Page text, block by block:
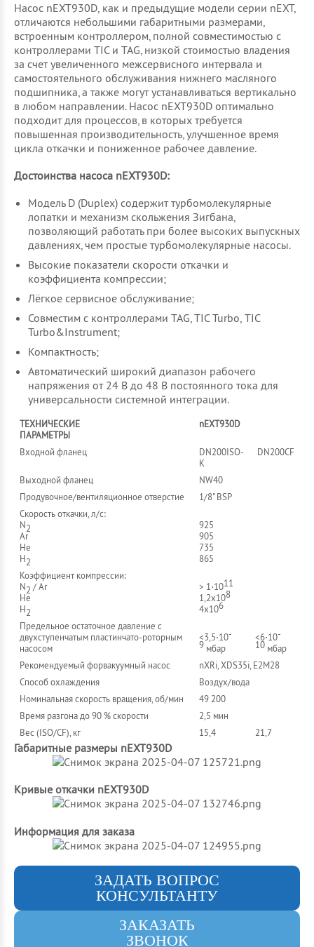
Насос nEXT930D, как и предыдущие модели серии nEXT,
отличаются небольшими габаритными размерами,
встроенным контроллером, полной совместимостью с
контроллерами TIC и TAG, низкой стоимостью владения
за счет увеличенного межсервисного интервала и
самостоятельного обслуживания нижнего масляного
подшипника, а также могут устанавливаться вертикально
в любом направлении. Насос nEXT930D оптимально
подходит для процессов, в которых требуется
повышенная производительность, улучшенное время
цикла откачки и пониженное рабочее давление.
Достоинства насоса nEXT930D:
Модель D (Duplex) содержит турбомолекулярные
лопатки и механизм скольжения Зигбана,
позволяющий работать при более высоких выпускных
давлениях, чем простые турбомолекулярные насосы.
Высокие показатели скорости откачки и
коэффициента компрессии;
Лёгкое сервисное обслуживание;
Совместим с контроллерами TAG, TIC Turbo, TIC
Turbo&Instrument;
Компактность;
Автоматический широкий диапазон рабочего
напряжения от 24 В до 48 В постоянного тока для
универсальности системной интеграции.
ТЕХНИЧЕСКИЕ
ПАРАМЕТРЫ
nEXT930D
Входной фланец
DN200ISO-
K
DN200CF
Выходной фланец
NW40
Продувочное/вентиляционное отверстие
1/8" BSP
Скорость откачки, л/с:
N2
Ar
He
H2
925
905
735
865
Коэффициент компрессии:
N2/ Ar
He
H2
> 1⋅1011
1,2x108
4x106
Предельное остаточное давление с
двухступенчатым пластинчато-роторным
насосом
<3,5⋅10-
9 мбар
<6⋅10-
10 мбар
Рекомендуемый форвакуумный насос
nXRi, XDS35i, E2M28
Cпособ охлаждения
Воздух/вода
Номинальная скорость вращения, об/мин
49 200
Время разгона до 90 % скорости
2,5 мин
Вес (ISO/CF), кг
15,4 21,7
Габаритные размеры nEXT930D
Кривые откачки nEXT930D
Информация для заказа
ЗАДАТЬ ВОПРОС
КОНСУЛЬТАНТУ
ЗАКАЗАТЬ
ЗВОНОК